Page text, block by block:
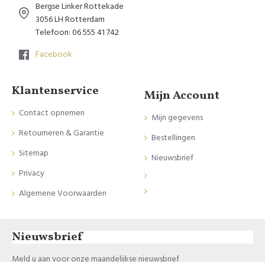
Bergse Linker Rottekade
3056 LH Rotterdam
Telefoon: 06 555 41 742
Facebook
Klantenservice
Contact opnemen
Retourneren & Garantie
Sitemap
Privacy
Algemene Voorwaarden
Mijn Account
Mijn gegevens
Bestellingen
Nieuwsbrief
Nieuwsbrief
Meld u aan voor onze maandelijkse nieuwsbrief